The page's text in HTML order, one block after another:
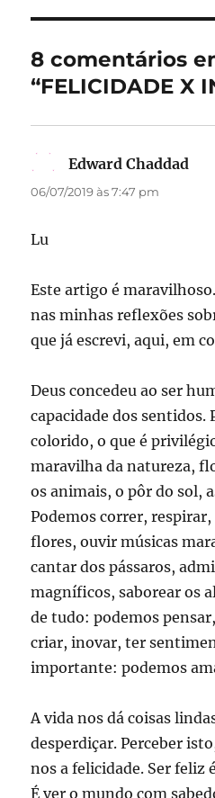
b
o
o
k
d
o
n
8 comentários
“FELICIDADE X
Edward Chaddad
06/07/2019 às 7:47 pm
Lu
Este artigo é
nas minhas reflexões
que já escrevi, aqui, em
Deus concedeu ao ser
capacidade dos sentidos.
colorido, o que é
maravilha da natureza,
os animais, o pôr do sol,
Podemos correr,
flores, ouvir músicas
cantar dos pássaros,
magníficos, saborear os
de tudo: podemos
criar, inovar, ter
importante: podemos
A vida nos dá coisas
desperdiçar. Perceber
nos a felicidade. Ser feliz
É ver o mundo com